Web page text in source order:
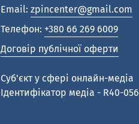
Email: zpincenter@gmail.com
Телефон: +380 66 269 6009
Договір публічної оферти
Cуб'єкт у сфері онлайн-медіа
Ідентифікатор медіа - R40-